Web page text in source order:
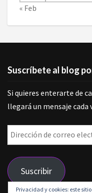
« Feb
Suscríbete al blog
Si quieres enterarte de
llegará un mensaje cada
Dirección
de
correo
electrónico
Suscribir
Privacidad y cookies: este